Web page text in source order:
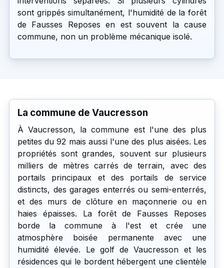
sont grippés simultanément, l'humidité de la forêt
de Fausses Reposes en est souvent la cause
commune, non un problème mécanique isolé.
La commune de Vaucresson
À Vaucresson, la commune est l'une des plus
petites du 92 mais aussi l'une des plus aisées. Les
propriétés sont grandes, souvent sur plusieurs
milliers de mètres carrés de terrain, avec des
portails principaux et des portails de service
distincts, des garages enterrés ou semi-enterrés,
et des murs de clôture en maçonnerie ou en
haies épaisses. La forêt de Fausses Reposes
borde la commune à l'est et crée une
atmosphère boisée permanente avec une
humidité élevée. Le golf de Vaucresson et les
résidences qui le bordent hébergent une clientèle